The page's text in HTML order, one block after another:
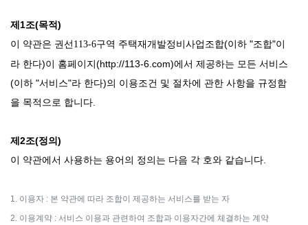
제1조(목적)
이 약관은 권선113-6구역 주택재개발정비사업조합(이하 "조합"이
라 한다)이 홈페이지(http://113-6.com)에서 제공하는 모든 서비스
(이하 "서비스"라 한다)의 이용조건 및 절차에 관한 사항을 규정함
을 목적으로 합니다.
제2조(정의)
이 약관에서 사용하는 용어의 정의는 다음 각 호와 같습니다.
1. 이용자 : 본 약관에 따라 조합이 제공하는 서비스를 받는 자
2. 이용계약 : 서비스 이용과 관련하여 조합과 이용자간에 체결하는 계약